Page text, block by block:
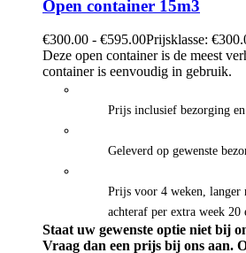
Open container 15m3
€300.00 - €595.00Prijsklasse:
Deze open container is de meest
container is eenvoudig in gebruik.
Prijs inclusief bezorging
Geleverd op gewenste
Prijs voor 4 weken, langer
achteraf per extra week 20
Staat uw gewenste optie niet bij
Vraag dan een prijs bij ons aan.